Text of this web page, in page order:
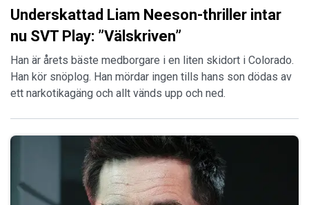
Underskattad Liam Neeson-thriller intar
nu SVT Play: ”Välskriven”
Han är årets bäste medborgare i en liten skidort i Colorado.
Han kör snöplog. Han mördar ingen tills hans son dödas av
ett narkotikagäng och allt vänds upp och ned.